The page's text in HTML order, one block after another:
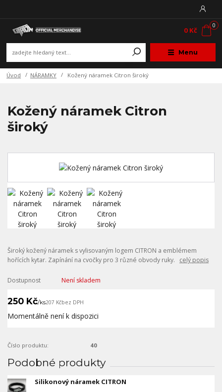
Menu
0
0 Kč
Úvod NÁRAMKY Kožený náramek Citron široký
Kožený náramek Citron
široký
Široký kožený náramek s vylisovaným logem CITRON a emblémem
hořících kytar. Zapínání na cvočky pro 3 různé obvody ruky. celý popis
Dostupnost Není skladem
250 Kč/ks207 Kčbez DPH
Momentálně není k dispozici
Číslo produktu: 40
Podobné produkty
Silikonový náramek CITRON